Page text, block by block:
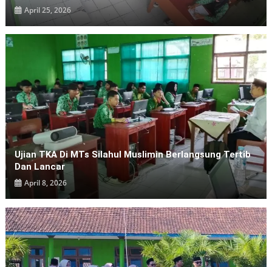
April 25, 2026
Ujian TKA Di MTs Silahul Muslimin Berlangsung Tertib
Dan Lancar
April 8, 2026